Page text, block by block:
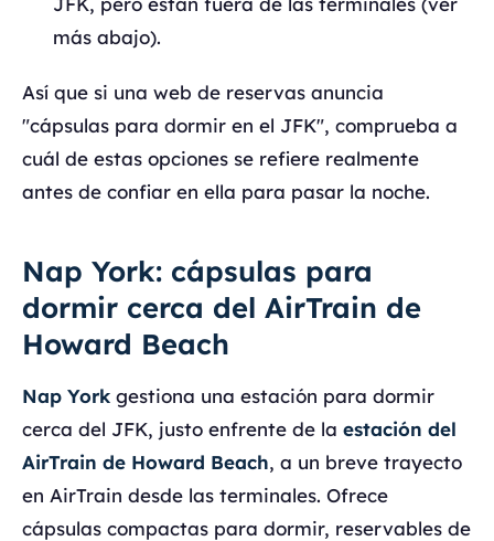
más abajo).
Así que si una web de reservas anuncia
"cápsulas para dormir en el JFK", comprueba a
cuál de estas opciones se refiere realmente
antes de confiar en ella para pasar la noche.
Nap York: cápsulas para
dormir cerca del AirTrain de
Howard Beach
Nap York gestiona una estación para dormir
cerca del JFK, justo enfrente de la estación del
AirTrain de Howard Beach, a un breve trayecto
en AirTrain desde las terminales. Ofrece
cápsulas compactas para dormir, reservables de